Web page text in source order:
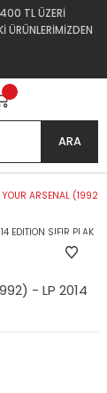
TL ÜZERİ
ÜRÜNLERİMİZDEN
ARA
ARSENAL (1992)
- LP 2014